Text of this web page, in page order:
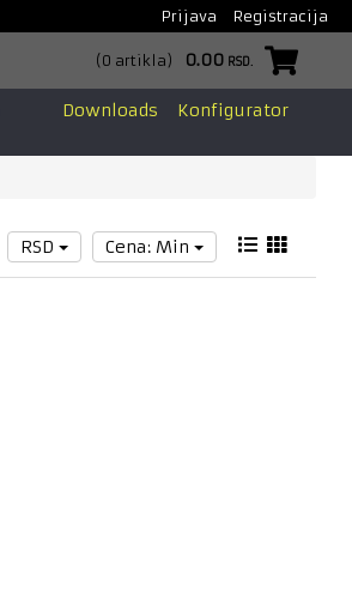
Prijava Registracija
( 0 artikla ) 0.00 RSD.
Downloads Konfigurator
RSD Cena: Min